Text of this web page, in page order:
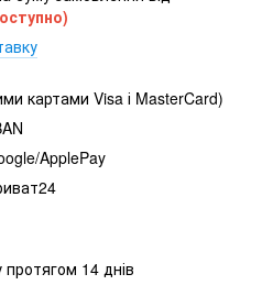
картами Visa і MasterCard)
ApplePay
14 днів